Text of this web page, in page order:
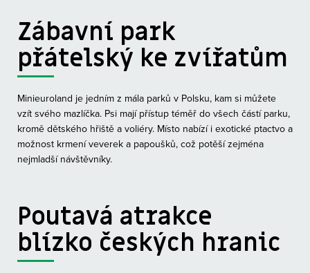
Zábavní park
přátelský ke zvířatům
Minieuroland je jedním z mála parků v Polsku, kam si můžete
vzít svého mazlíčka. Psi mají přístup téměř do všech částí parku,
kromě dětského hřiště a voliéry. Místo nabízí i exotické ptactvo a
možnost krmení veverek a papoušků, což potěší zejména
nejmladší návštěvníky.
Poutavá atrakce
blízko českých hranic